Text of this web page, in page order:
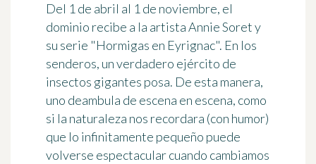
Del 1 de abril al 1 de noviembre, el
dominio recibe a la artista Annie Soret y
su serie "Hormigas en Eyrignac". En los
senderos, un verdadero ejército de
insectos gigantes posa. De esta manera,
uno deambula de escena en escena, como
si la naturaleza nos recordara (con humor)
que lo infinitamente pequeño puede
volverse espectacular cuando cambiamos